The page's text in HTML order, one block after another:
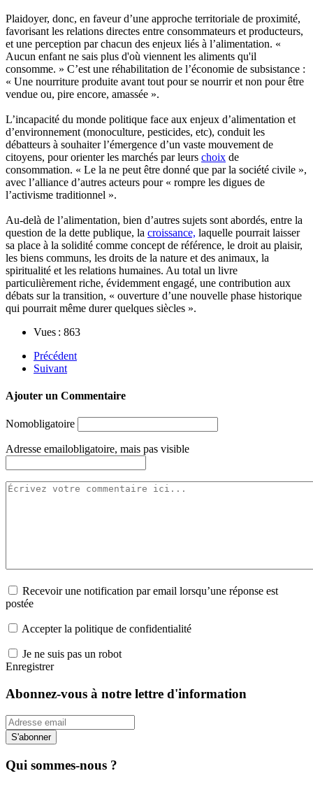
Plaidoyer, donc, en faveur d’une approche territoriale de proximité,
favorisant les relations directes entre consommateurs et producteurs,
et une perception par chacun des enjeux liés à l’alimentation. «
Aucun enfant ne sais plus d'où viennent les aliments qu'il
consomme. » C’est une réhabilitation de l’économie de subsistance :
« Une nourriture produite avant tout pour se nourrir et non pour être
vendue ou, pire encore, amassée ».
L’incapacité du monde politique face aux enjeux d’alimentation et
d’environnement (monoculture, pesticides, etc), conduit les
débatteurs à souhaiter l’émergence d’un vaste mouvement de
citoyens, pour orienter les marchés par leurs choix de
consommation. « Le la ne peut être donné que par la société civile »,
avec l’alliance d’autres acteurs pour « rompre les digues de
l’activisme traditionnel ».
Au-delà de l’alimentation, bien d’autres sujets sont abordés, entre la
question de la dette publique, la croissance, laquelle pourrait laisser
sa place à la solidité comme concept de référence, le droit au plaisir,
les biens communs, les droits de la nature et des animaux, la
spiritualité et les relations humaines. Au total un livre
particulièrement riche, évidemment engagé, une contribution aux
débats sur la transition, « ouverture d’une nouvelle phase historique
qui pourrait même durer quelques siècles ».
Vues : 863
Précédent
Suivant
Ajouter un Commentaire
Nomobligatoire
Adresse emailobligatoire, mais pas visible
Recevoir une notification par email lorsqu’une réponse est
postée
Accepter la politique de confidentialité
Je ne suis pas un robot
Enregistrer
Abonnez-vous à notre lettre d'information
S'abonner
Qui sommes-nous ?